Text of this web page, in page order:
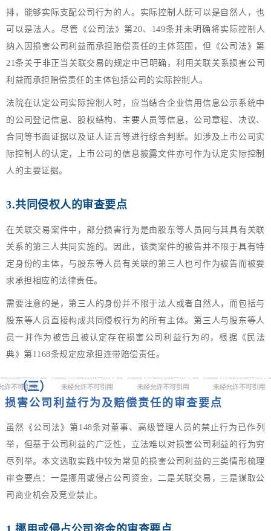
排，能够实际支配公司行为的人。实际控制人既可以是自然人，也
可以是法人。尽管《公司法》第20、149条并未明确将实际控制人
纳入因损害公司利益而承担赔偿责任的主体范围，但《公司法》第
21条关于非正当关联交易的规定中已明确，利用关联关系损害公司
利益而承担赔偿责任的主体包括公司的实际控制人。
法院在认定公司实际控制人时，应当结合企业信用信息公示系统中
的公司登记信息、股权结构、主要人员等信息，公司章程、决议、
合同等书面证据以及证人证言等进行综合判断。如涉及上市公司实
际控制人的认定，上市公司的信息披露文件亦可作为认定实际控制
人的主要证据。
3.共同侵权人的审查要点
在关联交易案件中，部分损害行为是由股东等人员同与其具有关联
关系的第三人共同实施的。因此，该类案件的被告并不限于具有特
定身份的主体，与股东等人员有关联的第三人也可作为被告而被要
求承担相应的法律责任。
需要注意的是，第三人的身份并不限于法人或者自然人，而包括与
股东等人员直接构成共同侵权行为的所有主体。第三人与股东等人
员一并作为被告且被认定存在损害公司利益行为的，根据《民法
典》第1168条规定应承担连带赔偿责任。
（三）
损害公司利益行为及赔偿责任的审查要点
虽然《公司法》第148条对董事、高级管理人员的禁止行为已作列
举，但基于公司利益的广泛性，立法难以对损害公司利益的行为穷
尽列举。本文选取实践中较为常见的损害公司利益的三类情形梳理
审查要点：一是挪用或侵占公司资金，二是关联交易，三是谋取公
司商业机会及竞业禁止。